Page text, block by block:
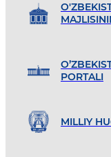
PORTALI
MILLIY